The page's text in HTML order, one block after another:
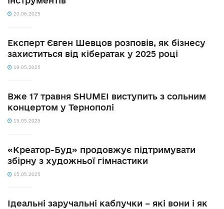
20.06.2025
Експерт Євген Шевцов розповів, як бізнесу
захиститься від кібератак у 2025 році
19.05.2025
Вже 17 травня SHUMEI виступить з сольним
концертом у Тернополі
15.05.2025
«Креатор-Буд» продовжує підтримувати
збірну з художньої гімнастики
15.05.2025
Ідеальні заручальні каблучки – які вони і як